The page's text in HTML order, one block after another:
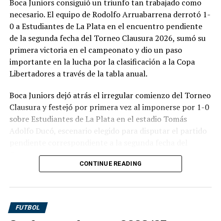
Ferran Torres fue la mejor
noticia para España
Dentro de una actuación colectiva discreta, Ferran
Torres volvió a demostrar que atraviesa un gran
momento.
A los 15 minutos, el delantero tomó el balón en campo
propio, avanzó varios metros y sacó un potente remate
que terminó convirtiéndose en el 1-0 español gracias a
El atacante del Barcelona fue, por momentos, el único
impactando en el travesaño.
Boca Juniors consiguió un triunfo tan trabajado como
necesario. El equipo de Rodolfo Arruabarrena derrotó 1-
0 a Estudiantes de La Plata en el encuentro pendiente
de la segunda fecha del Torneo Clausura 2026, sumó su
primera victoria en el campeonato y dio un paso
importante en la lucha por la clasificación a la Copa
Libertadores a través de la tabla anual.
Boca Juniors dejó atrás el irregular comienzo del Torneo
Clausura y festejó por primera vez al imponerse por 1-0
sobre Estudiantes de La Plata en el estadio Tomás
Adolfo Ducó, escenario elegido para disputar el partido
Grupo A.
un esquema 4-3-3, con Leonel Flores, Miguel Merentiel
y Tomás Aranda en ofensiva, mientras que Estudiantes,
conducido por Eduardo Domínguez, apostó por un
CONTINUE READING
FUTBOL